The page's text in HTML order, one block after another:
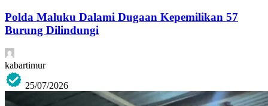
Polda Maluku Dalami Dugaan Kepemilikan 57
Burung Dilindungi
kabartimur
25/07/2026